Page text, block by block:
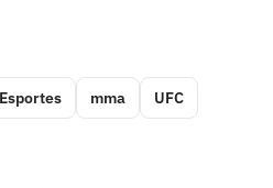
mma UFC